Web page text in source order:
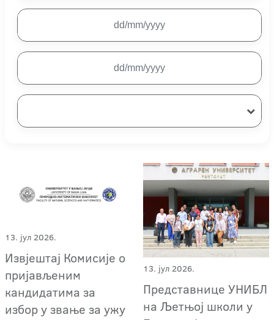
13. јул 2026.
Извјештај Комисије о
пријављеним
кандидатима за
избор у звање за ужу
13. јул 2026.
Представнице УНИБЛ
на Љетњој школи у